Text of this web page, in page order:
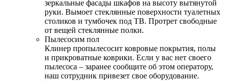
зеркальные фасады шкафов на высоту вытянутой
руки. Вымоет стеклянные поверхности туалетных
столиков и тумбочек под ТВ. Протрет свободные
от вещей стеклянные полки.
Пылесосим пол
Клинер пропылесосит ковровые покрытия, полы
и прикроватные коврики. Если у вас нет своего
пылесоса – заранее сообщите об этом оператору,
наш сотрудник привезет свое оборудование.